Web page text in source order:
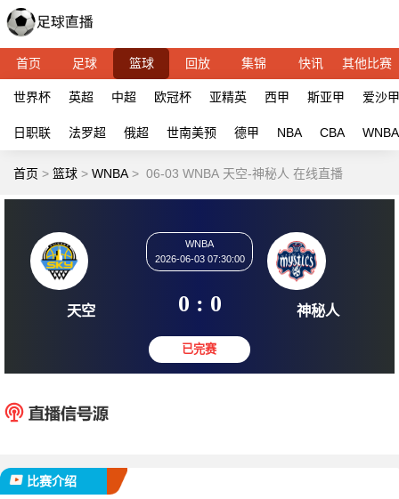
首页 足球 篮球 回放 集锦 快讯 其他比赛
世界杯 英超 中超 欧冠杯 亚精英 西甲 斯亚甲 爱沙甲
日职联 法罗超 俄超 世南美预 德甲 NBA CBA WNBA
首页 > 篮球 > WNBA > 06-03 WNBA 天空-神秘人 在线直播
天空
2026-06-03 07:30:00
0 : 0 神
比赛介绍